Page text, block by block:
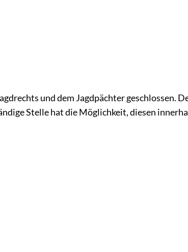
und dem Jagdpächter geschlossen.
Stelle hat die Möglichkeit, diesen